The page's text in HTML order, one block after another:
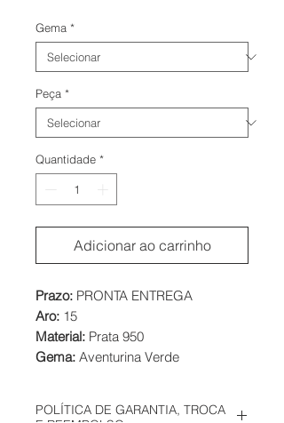
Gema *
Peça *
Quantidade *
Adicionar ao carrinho
Prazo: PRONTA ENTREGA
Aro: 15
Material: Prata 950
Gema: Aventurina Verde
POLÍTICA DE GARANTIA, TROCA